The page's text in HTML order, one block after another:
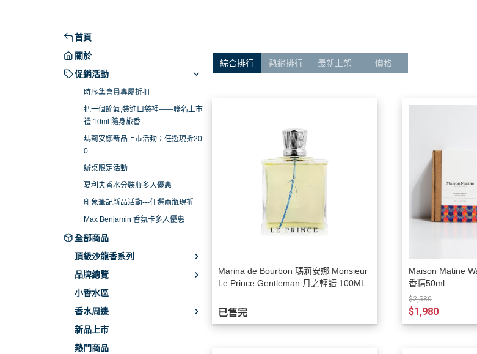
夏利夫香水分裝瓶多入優惠
印象筆記新品活動---任選兩瓶現折
Max Benjamin 香氛卡多入優惠
Fine Label Perfume 印記之香
Franck Boclet 波克萊紳士
Molinard 慕蓮那之香
Moresque Parfum 莫拉斯科
Batman 蝙蝠俠
Chrono Flow 時序集
Impression Note 印象筆記
CR7 Cristiano Ronaldo
Dali 瘋狂達利
Dali haute 達利香萃大師系列
Daligramme collection 達利 靈魂伴
Goldfield Banks Australia
首頁
關於
促銷活動
時序集會員專屬折扣
把一個節氣,裝進口袋裡——聯名上市
禮:10ml 隨身旅香
瑪莉安娜新品上市活動：任選現折20
0
辦桌限定活動
夏利夫香水分裝瓶多入優惠
印象筆記新品活動---任選兩瓶現折
Max Benjamin 香氛卡多入優惠
全部商品
頂級沙龍香系列
品牌總覽
小香水區
香水周邊
新品上市
熱門商品
綜合排行 熱銷排行 最新上架 價格
Marina de Bourbon 瑪莉安娜 Monsieur
Le Prince Gentleman 月之輕語 100ML
已售完
Maison Matine
香精50ml
$2,580
$1,980